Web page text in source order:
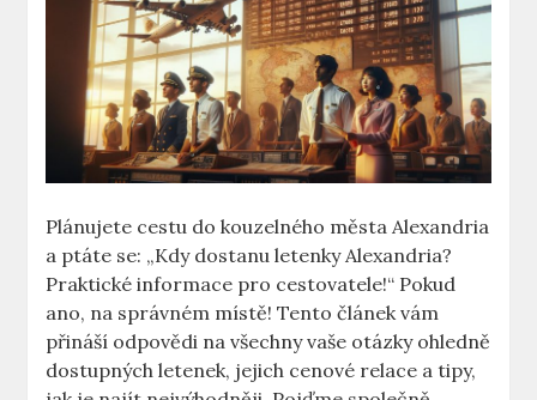
Plánujete cestu do kouzelného města Alexandria
a ptáte se: „Kdy dostanu letenky Alexandria?
Praktické informace pro cestovatele!“ Pokud
ano, na správném místě! Tento článek vám
přináší odpovědi na všechny vaše otázky ohledně
dostupných letenek, jejich cenové relace a tipy,